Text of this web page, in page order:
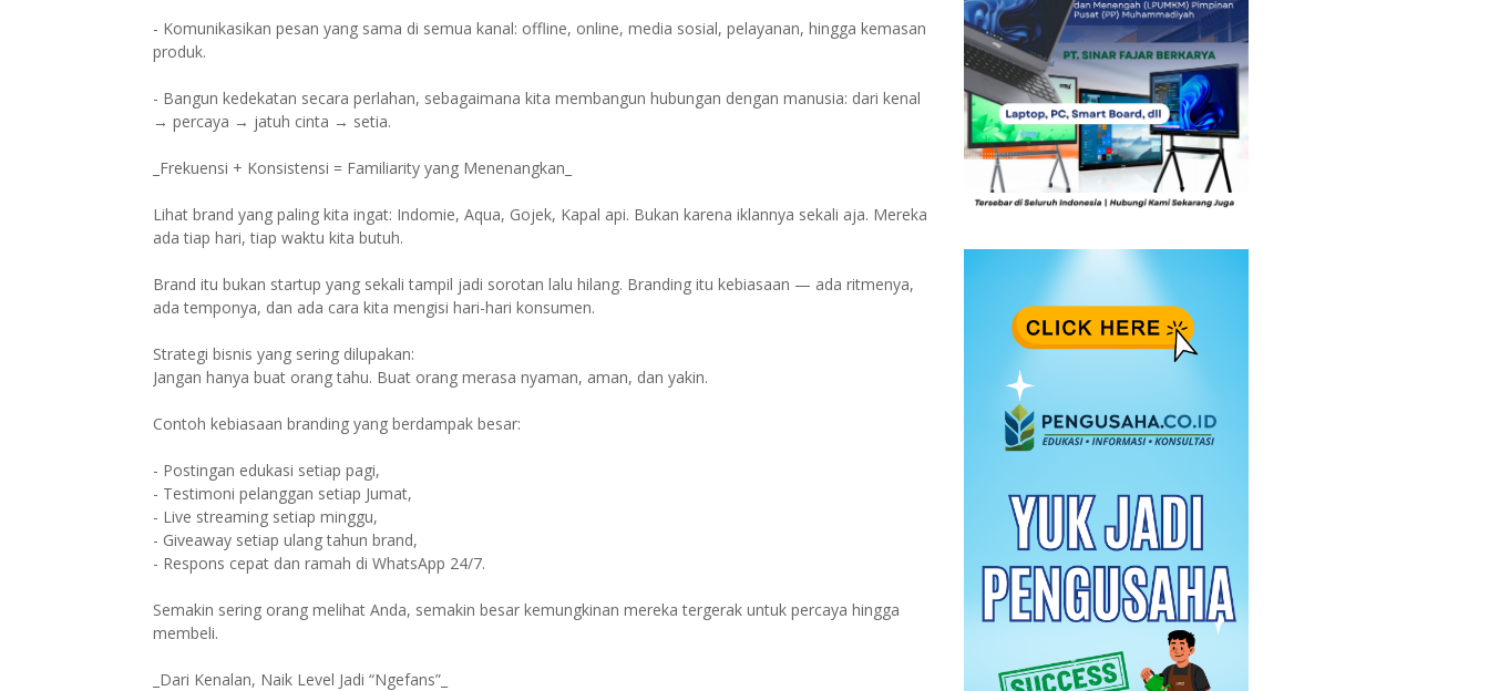
- Komunikasikan pesan yang sama di semua kanal: offline, online, media sosial, pelayanan, hingga kemasan
produk.
- Bangun kedekatan secara perlahan, sebagaimana kita membangun hubungan dengan manusia: dari kenal
→ percaya → jatuh cinta → setia.
_Frekuensi + Konsistensi = Familiarity yang Menenangkan_
Lihat brand yang paling kita ingat: Indomie, Aqua, Gojek, Kapal api. Bukan karena iklannya sekali aja. Mereka
ada tiap hari, tiap waktu kita butuh.
Brand itu bukan startup yang sekali tampil jadi sorotan lalu hilang. Branding itu kebiasaan — ada ritmenya,
ada temponya, dan ada cara kita mengisi hari-hari konsumen.
Strategi bisnis yang sering dilupakan:
Jangan hanya buat orang tahu. Buat orang merasa nyaman, aman, dan yakin.
Contoh kebiasaan branding yang berdampak besar:
- Postingan edukasi setiap pagi,
- Testimoni pelanggan setiap Jumat,
- Live streaming setiap minggu,
- Giveaway setiap ulang tahun brand,
- Respons cepat dan ramah di WhatsApp 24/7.
Semakin sering orang melihat Anda, semakin besar kemungkinan mereka tergerak untuk percaya hingga
membeli.
_Dari Kenalan, Naik Level Jadi “Ngefans”_